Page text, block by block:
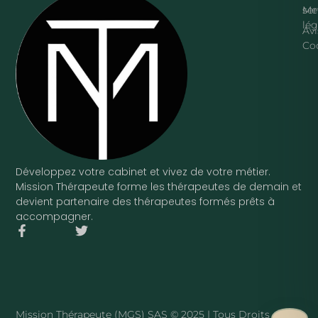
Développez votre cabinet et vivez de votre métier.
Mission Thérapeute forme les thérapeutes de demain et
devient partenaire des thérapeutes formés prêts à
accompagner.
F
T
Mission Thérapeute (MGS) SAS © 2025 | Tous Droits